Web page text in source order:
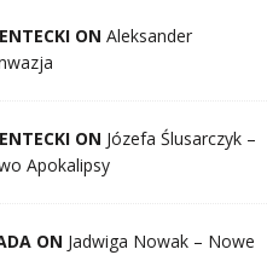
ON Aleksander
ON Józefa Ślusarczyk –
Apokalipsy
ON Jadwiga Nowak – Nowe